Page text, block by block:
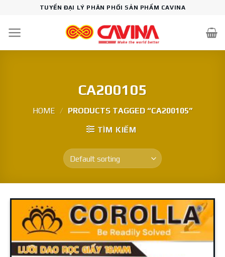
content
TUYỂN ĐẠI LÝ PHÂN PHỐI SẢN PHẨM CAVINA
CA200105
HOME / PRODUCTS TAGGED “CA200105”
TÌM KIẾM